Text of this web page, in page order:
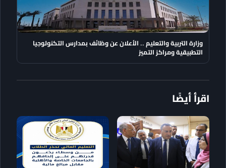
وزارة التربية والتعليم .. الأعلان عن وظائف بمدارس التكنولوجيا
التطبيقية ومراكز التميز
اقرأ أيضًا